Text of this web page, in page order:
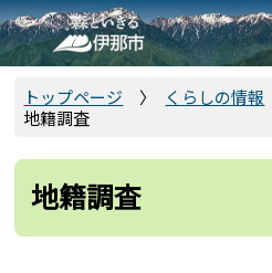
こ
の
ペ
で
トップページ くらしの情報
地籍調査
地籍調査